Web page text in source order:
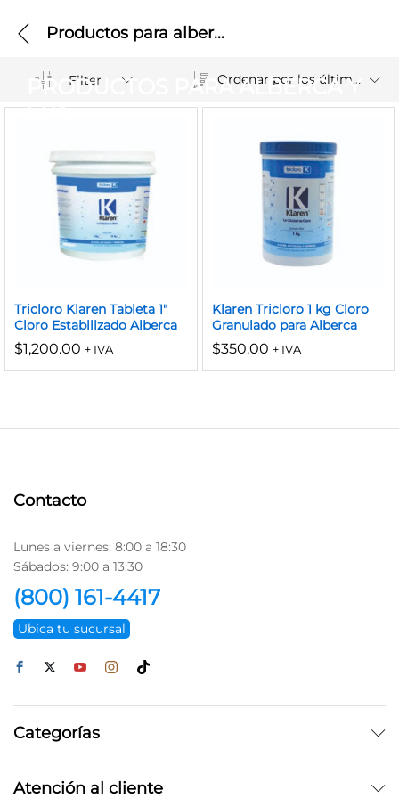
Productos para alberca y SPA
PRODUCTOS PARA ALBERCA Y
SPA
Filter Ordenar por los últimos
Tricloro Klaren Tableta 1″
Cloro Estabilizado Alberca
$1,200.00 + IVA
Klaren Tricloro 1 kg Cloro
Granulado para Alberca
$350.00 + IVA
Contacto
Lunes a viernes: 8:00 a 18:30
Sábados: 9:00 a 13:30
(800) 161-4417
Ubica tu sucursal
Categorías
Atención al cliente